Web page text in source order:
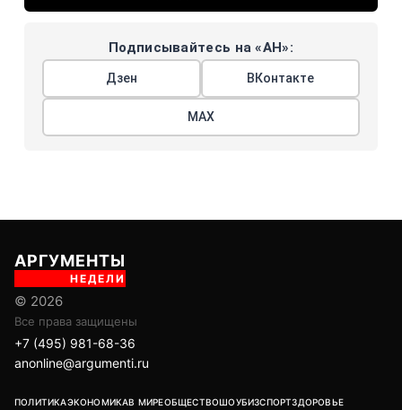
Подписывайтесь на «АН»:
Дзен ВКонтакте
МАХ
АРГУМЕНТЫ
НЕДЕЛИ
© 2026
Все права защищены
+7 (495) 981-68-36
anonline@argumenti.ru
ПОЛИТИКАЭКОНОМИКАВ МИРЕОБЩЕСТВОШОУБИЗСПОРТЗДОРОВЬЕ